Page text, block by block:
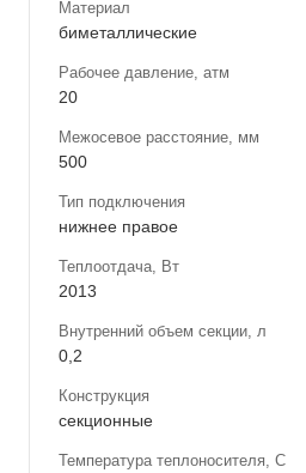
Материал
биметаллические
Рабочее давление, атм
20
Межосевое расстояние, мм
500
Тип подключения
нижнее правое
Теплоотдача, Вт
2013
Внутренний объем секции, л
0,2
Конструкция
секционные
Температура теплоносителя, С